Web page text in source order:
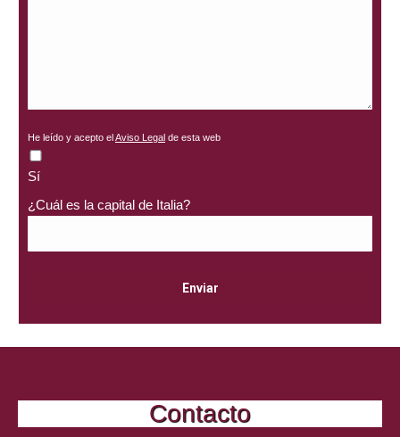
He leído y acepto elAviso Legal de esta web
Sí
¿Cuál es la capital de Italia?
Contacto